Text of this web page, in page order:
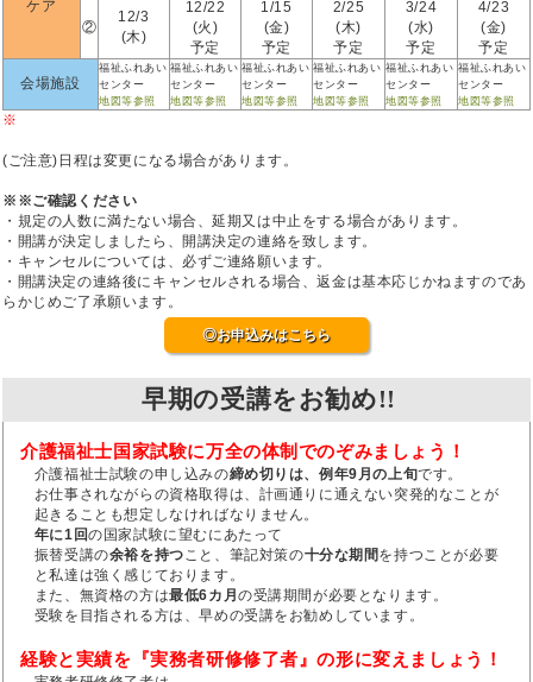
ケア
②
12/3
(木)
12/22
(火)
予定
1/15
(金)
予定
2/25
(木)
予定
3/24
(水)
予定
4/23
(金)
予定
会場施設
福祉ふれあい
センター
地図等参照
福祉ふれあい
センター
地図等参照
福祉ふれあい
センター
地図等参照
福祉ふれあい
センター
地図等参照
福祉ふれあい
センター
地図等参照
福祉ふれあい
センター
地図等参照
※
(ご注意)日程は変更になる場合があります。
※※ご確認ください
・規定の人数に満たない場合、延期又は中止をする場合があります。
・開講が決定しましたら、開講決定の連絡を致します。
・キャンセルについては、必ずご連絡願います。
・開講決定の連絡後にキャンセルされる場合、返金は基本応じかねますのであ
らかじめご了承願います。
◎お申込みはこちら
早期の受講をお勧め!!
介護福祉士国家試験に万全の体制でのぞみましょう！
介護福祉士試験の申し込みの締め切りは、例年9月の上旬です。
お仕事されながらの資格取得は、計画通りに通えない突発的なことが
起きることも想定しなければなりません。
年に1回の国家試験に望むにあたって
振替受講の余裕を持つこと、筆記対策の十分な期間を持つことが必要
と私達は強く感じております。
また、無資格の方は最低6カ月の受講期間が必要となります。
受験を目指される方は、早めの受講をお勧めしています。
経験と実績を『実務者研修修了者』の形に変えましょう！